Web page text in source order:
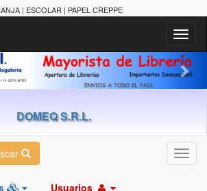
| ESCOLAR | PAPEL CREPPE
DOMEQ S.R.L.
Usuarios